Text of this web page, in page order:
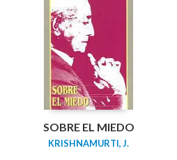
SOBRE EL MIEDO
KRISHNAMURTI, J.